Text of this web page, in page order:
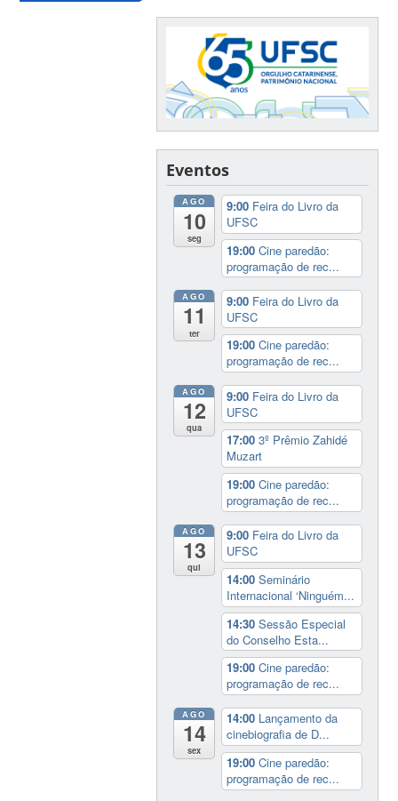
Eventos
AGO
10
seg
9:00 Feira do Livro da
UFSC
19:00Cine paredão:
programação de rec...
AGO
11
ter
9:00 Feira do Livro da
UFSC
19:00Cine paredão:
programação de rec...
AGO
12
qua
9:00 Feira do Livro da
UFSC
17:003º Prêmio Zahidé
Muzart
19:00Cine paredão:
programação de rec...
AGO
13
qui
9:00 Feira do Livro da
UFSC
14:00Seminário
Internacional ‘Ninguém...
14:30Sessão Especial
do Conselho Esta...
19:00Cine paredão:
programação de rec...
AGO
14
sex
14:00 Lançamento da
cinebiografia de D...
19:00Cine paredão:
programação de rec...